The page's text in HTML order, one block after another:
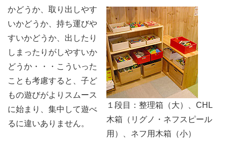
かどうか、取り出しやす
いかどうか、持ち運びや
すいかどうか、出したり
しまったりがしやすいか
どうか・・・こういった
ことも考慮すると、子ど
もの遊びがよりスムース
に始まり、集中して遊べ
るに違いありません。
１段目：整理箱（大）、CHL
木箱（リグノ・ネフスピール
用）、ネフ用木箱（小）